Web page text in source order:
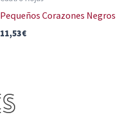
Pequeños Corazones Negros
11,53€